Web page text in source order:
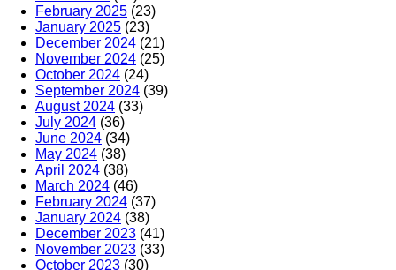
February 2025 (23)
January 2025 (23)
December 2024 (21)
November 2024 (25)
October 2024 (24)
September 2024 (39)
August 2024 (33)
July 2024 (36)
June 2024 (34)
May 2024 (38)
April 2024 (38)
March 2024 (46)
February 2024 (37)
January 2024 (38)
December 2023 (41)
November 2023 (33)
October 2023 (30)